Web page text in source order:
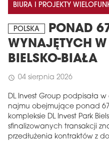
BIURA I PROJEKTY
POLSKA
PONAD
WYNAJĘTYCH
BIELSKO-BIAŁA
schedule 04 sierpnia 2026
DL Invest Group podpisała
najmu obejmujące ponad
kompleksie DL Invest Park
sfinalizowanych transakcji
przedłużenia kontraktów z